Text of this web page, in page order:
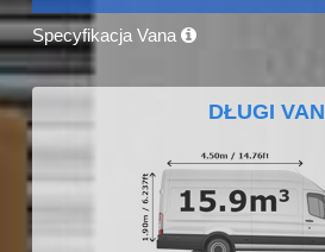
Specyfikacja Vana
DŁUGI VAN